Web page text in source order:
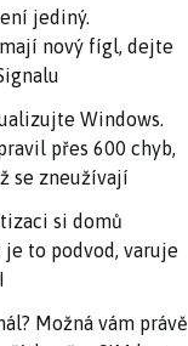
jediný.
nový fígl, dejte
Windows.
přes 600 chyb,
se zneužívají
si domů
to podvod, varuje
Možná vám právě